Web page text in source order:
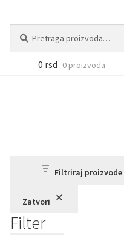
0 rsd 0 proizvoda
Filtriraj proizvode
Zatvori
Filter